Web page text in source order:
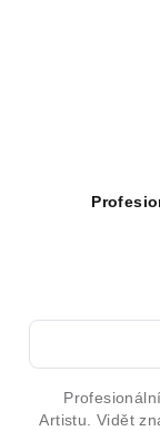
Artistu. Vidět